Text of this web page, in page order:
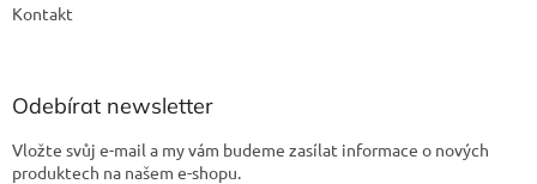
Kontakt
Odebírat newsletter
Vložte svůj e-mail a my vám budeme zasílat informace o nových
produktech na našem e-shopu.